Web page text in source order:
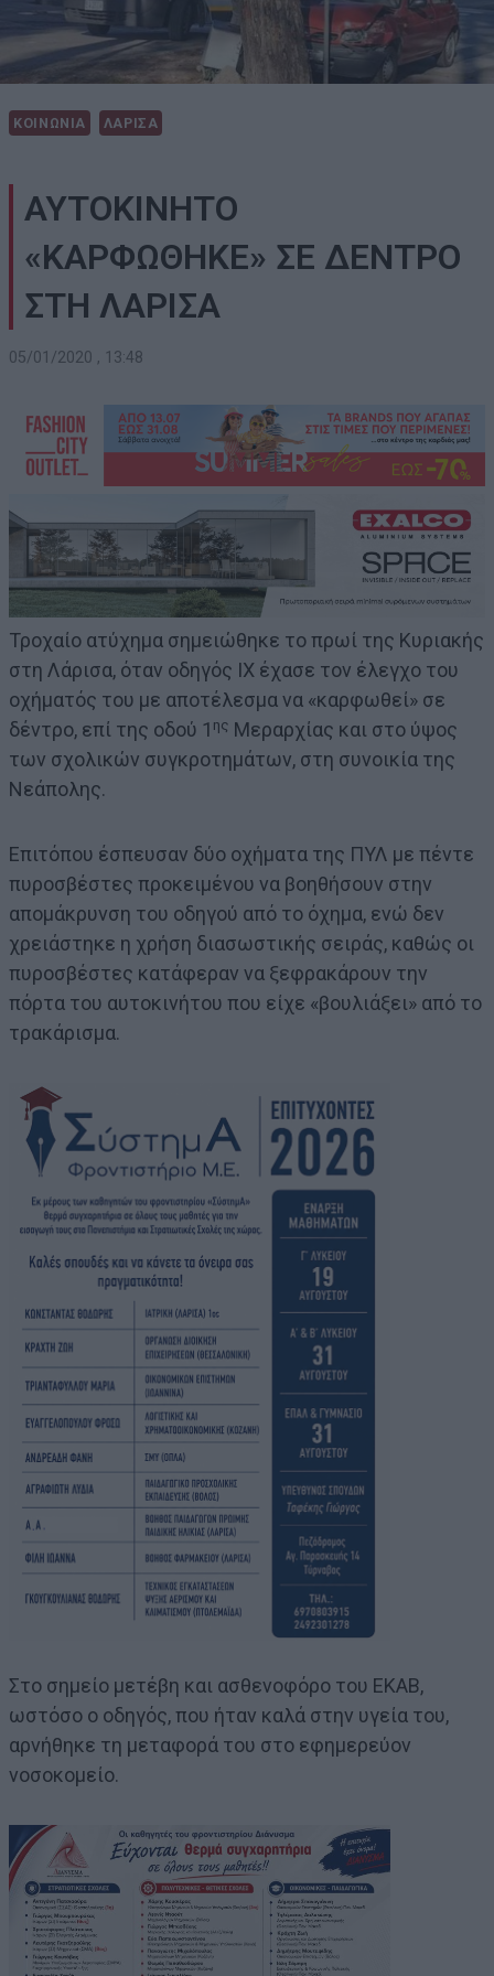
ΚΟΙΝΩΝΙΑ ΛΑΡΙΣΑ
ΑΥΤΟΚΙΝΗΤΟ
«ΚΑΡΦΩΘΗΚΕ» ΣΕ ΔΕΝΤΡΟ
ΣΤΗ ΛΑΡΙΣΑ
05/01/2020 , 13:48
Τροχαίο ατύχημα σημειώθηκε το πρωί της Κυριακής
στη Λάρισα, όταν οδηγός ΙΧ έχασε τον έλεγχο του
οχήματός του με αποτέλεσμα να «καρφωθεί» σε
δέντρο, επί της οδού 1 ης Μεραρχίας και στο ύψος
των σχολικών συγκροτημάτων, στη συνοικία της
Νεάπολης.
Επιτόπου έσπευσαν δύο οχήματα της ΠΥΛ με πέντε
πυροσβέστες προκειμένου να βοηθήσουν στην
απομάκρυνση του οδηγού από το όχημα, ενώ δεν
χρειάστηκε η χρήση διασωστικής σειράς, καθώς οι
πυροσβέστες κατάφεραν να ξεφρακάρουν την
πόρτα του αυτοκινήτου που είχε «βουλιάξει» από το
τρακάρισμα.
Στο σημείο μετέβη και ασθενοφόρο του ΕΚΑΒ,
ωστόσο ο οδηγός, που ήταν καλά στην υγεία του,
αρνήθηκε τη μεταφορά του στο εφημερεύον
νοσοκομείο.